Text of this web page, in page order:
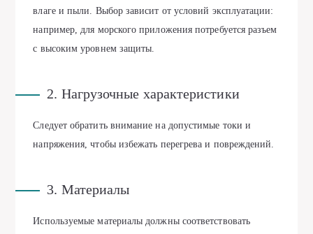
влаге и пыли. Выбор зависит от условий эксплуатации:
например, для морского приложения потребуется разъем
с высоким уровнем защиты.
2. Нагрузочные характеристики
Следует обратить внимание на допустимые токи и
напряжения, чтобы избежать перегрева и повреждений.
3. Материалы
Используемые материалы должны соответствовать